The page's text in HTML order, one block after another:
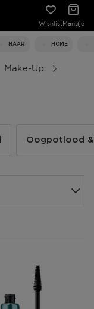
WishlistMandje
HAAR HOME
Make-Up
Oogpotlood